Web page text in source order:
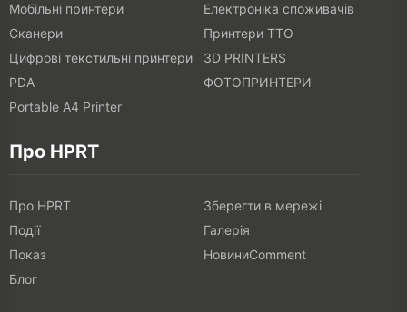
Мобільні принтери
Електроніка споживачів
Сканери
Принтери TTO
Цифрові текстильні принтери
3D PRINTERS
PDA
ФОТОПРИНТЕРИ
Portable A4 Printer
Про HPRT
Про HPRT
Зберегти в мережі
Події
Галерія
Показ
НовиниComment
Блог